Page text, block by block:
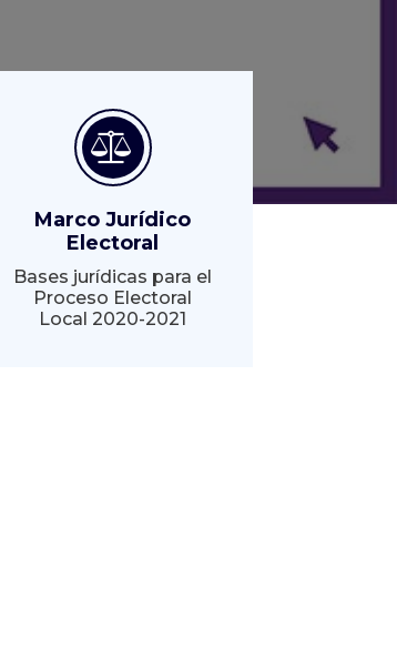
Marco Jurídico
Electoral
Bases jurídicas para el
Proceso Electoral
Local 2020-2021